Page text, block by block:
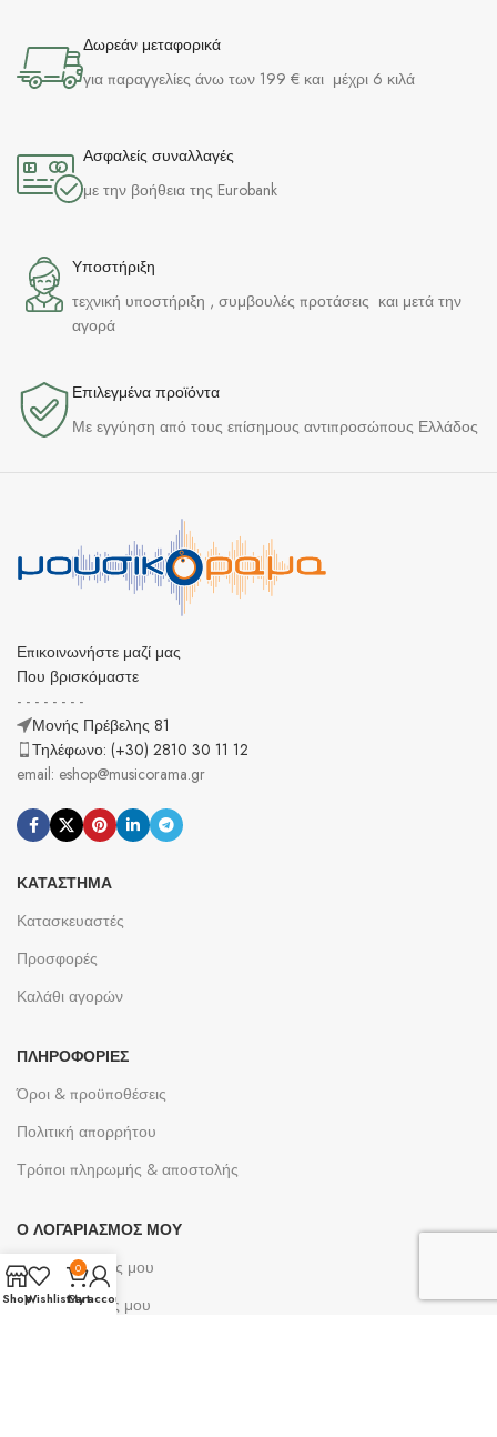
Δωρεάν μεταφορικά
για παραγγελίες άνω των 199 € και μέχρι 6 κιλά
Ασφαλείς συναλλαγές
με την βοήθεια της Eurobank
Υποστήριξη
τεχνική υποστήριξη , συμβουλές προτάσεις και μετά την
αγορά
Επιλεγμένα προϊόντα​
Με εγγύηση από τους επίσημους αντιπροσώπους Ελλάδος
Επικοινωνήστε μαζί μας
Που βρισκόμαστε
- - - - - - - -
Μονής Πρέβελης 81
Τηλέφωνο: (+30) 2810 30 11 12
email: eshop@musicorama.gr
ΚΑΤΆΣΤΗΜΑ
Κατασκευαστές
Προσφορές
Καλάθι αγορών
ΠΛΗΡΟΦΟΡΊΕΣ
Όροι & προϋποθέσεις
Πολιτική απορρήτου
Τρόποι πληρωμής & αποστολής
Ο ΛΟΓΑΡΙΑΣΜΌΣ ΜΟΥ
Ο λογαριασμός μου
Οι παραγγελίες μου
ShopWishlist
0
Cart
My account